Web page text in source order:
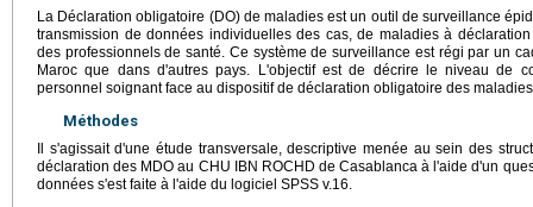
La Déclaration obligatoire (DO) de maladies est un outil de surveillance
transmission de données individuelles des cas, de maladies à
des professionnels de santé. Ce système de surveillance est régi par un
Maroc que dans d'autres pays. L'objectif est de décrire le niveau de
personnel soignant face au dispositif de déclaration obligatoire des
Méthodes
Il s'agissait d'une étude transversale, descriptive menée au sein des
déclaration des MDO au CHU IBN ROCHD de Casablanca à l'aide d'un
données s'est faite à l'aide du logiciel SPSS v.16.